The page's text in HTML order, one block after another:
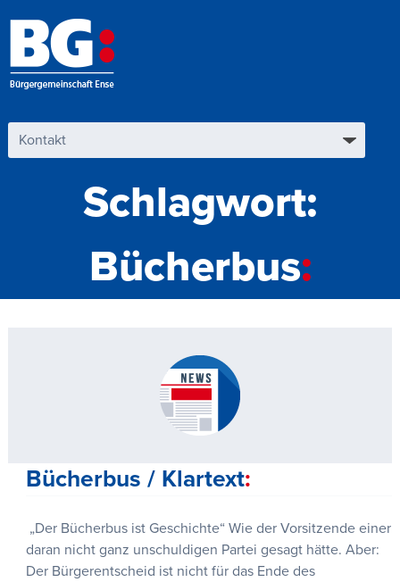
Schlagwort:
Bücherbus
Bücherbus / Klartext
„Der Bücherbus ist Geschichte“ Wie der Vorsitzende einer
daran nicht ganz unschuldigen Partei gesagt hätte. Aber:
Der Bürgerentscheid ist nicht für das Ende des